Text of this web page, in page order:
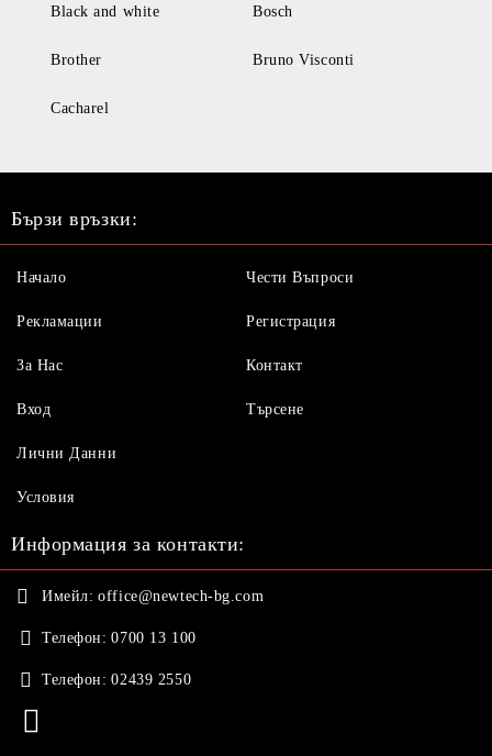
Black and white Bosch
Brother Bruno Visconti
Cacharel
Бързи връзки:
Начало
Рекламации
За Нас
Вход
Чести Въпроси
Регистрация
Контакт
Търсене
Лични Данни
Условия
Информация за контакти:
Имейл: office@newtech-bg.com
Телефон: 0700 13 100
Телефон: 02439 2550